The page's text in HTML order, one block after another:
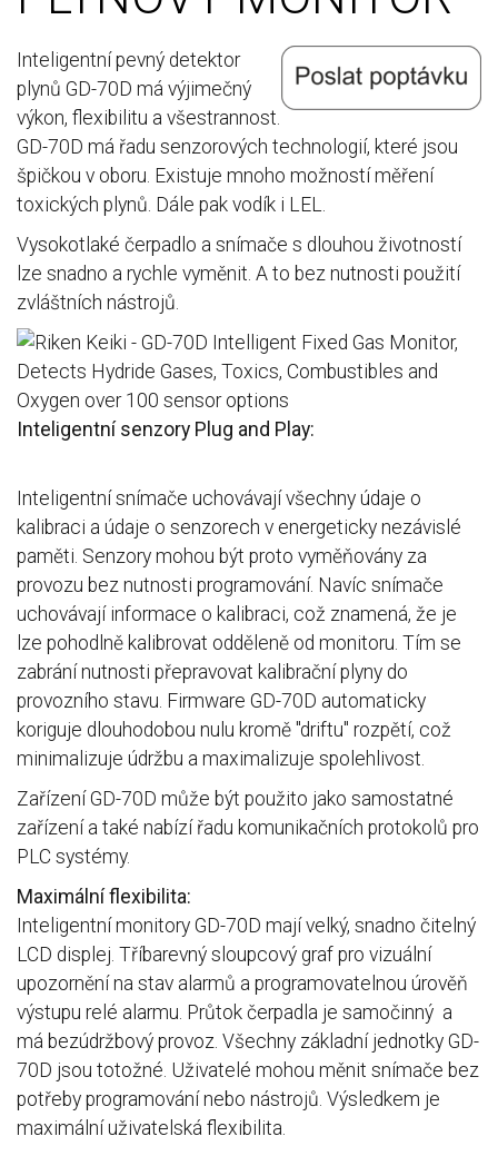
Inteligentní pevný detektor
plynů GD-70D má výjimečný
výkon, flexibilitu a všestrannost.
GD-70D má řadu senzorových technologií, které jsou
špičkou v oboru. Existuje mnoho možností měření
toxických plynů. Dále pak vodík i LEL.
Vysokotlaké čerpadlo a snímače s dlouhou životností
lze snadno a rychle vyměnit. A to bez nutnosti použití
zvláštních nástrojů.
Inteligentní senzory Plug and Play:
Inteligentní snímače uchovávají všechny údaje o
kalibraci a údaje o senzorech v energeticky nezávislé
paměti. Senzory mohou být proto vyměňovány za
provozu bez nutnosti programování. Navíc snímače
uchovávají informace o kalibraci, což znamená, že je
lze pohodlně kalibrovat odděleně od monitoru. Tím se
zabrání nutnosti přepravovat kalibrační plyny do
provozního stavu. Firmware GD-70D automaticky
koriguje dlouhodobou nulu kromě "driftu" rozpětí, což
minimalizuje údržbu a maximalizuje spolehlivost.
Zařízení GD-70D může být použito jako samostatné
zařízení a také nabízí řadu komunikačních protokolů pro
PLC systémy.
Maximální flexibilita:
Inteligentní monitory GD-70D mají velký, snadno čitelný
LCD displej. Tříbarevný sloupcový graf pro vizuální
upozornění na stav alarmů a programovatelnou úrověň
výstupu relé alarmu. Průtok čerpadla je samočinný a
má bezúdržbový provoz. Všechny základní jednotky GD-
70D jsou totožné. Uživatelé mohou měnit snímače bez
potřeby programování nebo nástrojů. Výsledkem je
maximální uživatelská flexibilita.